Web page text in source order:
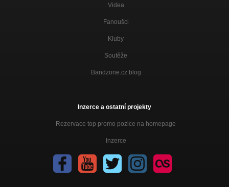
Videa
Fanoušci
Kluby
Soutěže
Bandzone.cz blog
Inzerce a ostatní projekty
Rezervace top promo pozice na homepage
Inzerce